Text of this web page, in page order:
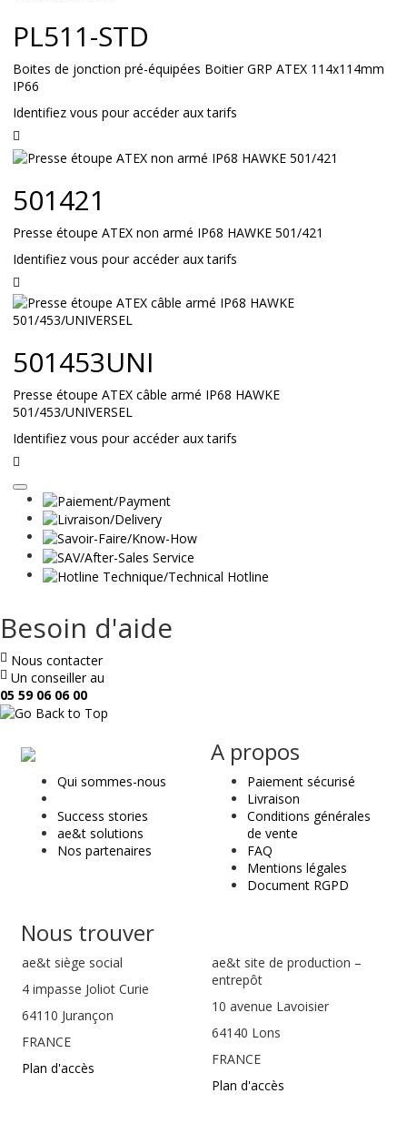
PL511-STD
Boites de jonction pré-équipées Boitier GRP ATEX 114x114mm
IP66
Identifiez vous pour accéder aux tarifs
la
501421
Presse étoupe ATEX non armé IP68 HAWKE 501/421
Identifiez vous pour accéder aux tarifs
la
suite
501453UNI
Presse étoupe ATEX câble armé IP68 HAWKE
501/453/UNIVERSEL
Identifiez vous pour accéder aux tarifs
la
suite
Besoin d'aide
Nous contacter
Un conseiller au
05 59 06 06 00
ae
&
t
Qui sommes-nous
Success stories
ae&t solutions
Nos partenaires
A propos
Paiement sécurisé
Livraison
Conditions générales
de vente
FAQ
Mentions légales
Document RGPD
Nous trouver
ae&t siège social
4 impasse Joliot Curie
64110 Jurançon
FRANCE
Plan d'accès
ae&t site de production –
entrepôt
10 avenue Lavoisier
64140 Lons
FRANCE
Plan d'accès